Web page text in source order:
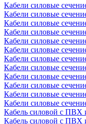
Кабели силовые
Кабели силовые
Кабели силовые
Кабели силовые
Кабели силовые
Кабели силовые
Кабели силовые
Кабели силовые
Кабели силовые
Кабели силовые
Кабели силовые
Кабели силовые
Кабель силовой с ПВХ
Кабель силовой с ПВХ